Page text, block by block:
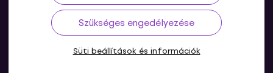
Szükséges engedélyezése
Süti beállítások és információk